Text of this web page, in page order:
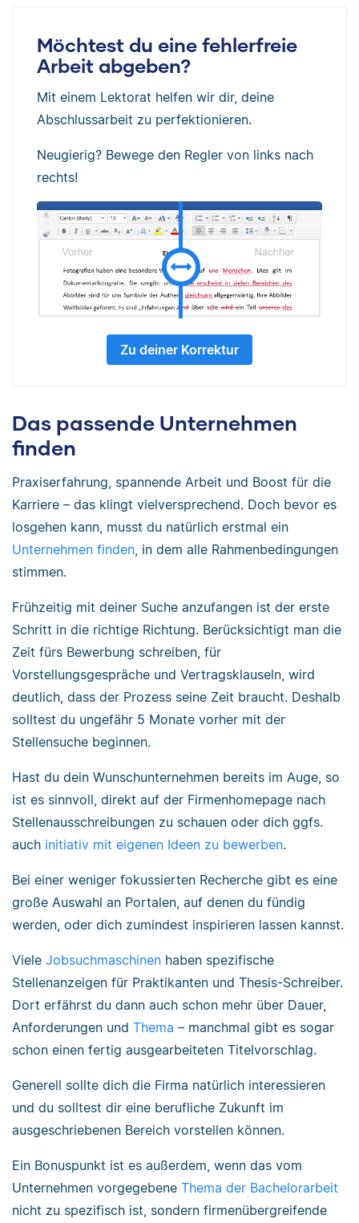
Möchtest du eine fehlerfreie
Arbeit abgeben?
Mit einem Lektorat helfen wir dir, deine
Abschlussarbeit zu perfektionieren.
Neugierig? Bewege den Regler von links nach
rechts!
Zu deiner Korrektur
Das passende Unternehmen
finden
Praxiserfahrung, spannende Arbeit und Boost für die
Karriere – das klingt vielversprechend. Doch bevor es
losgehen kann, musst du natürlich erstmal ein
Unternehmen finden , in dem alle Rahmenbedingungen
stimmen.
Frühzeitig mit deiner Suche anzufangen ist der erste
Schritt in die richtige Richtung. Berücksichtigt man die
Zeit fürs Bewerbung schreiben, für
Vorstellungsgespräche und Vertragsklauseln, wird
deutlich, dass der Prozess seine Zeit braucht. Deshalb
solltest du ungefähr 5 Monate vorher mit der
Stellensuche beginnen.
Hast du dein Wunschunternehmen bereits im Auge, so
ist es sinnvoll, direkt auf der Firmenhomepage nach
Stellenausschreibungen zu schauen oder dich ggfs.
auch initiativ mit eigenen Ideen zu bewerben.
Bei einer weniger fokussierten Recherche gibt es eine
große Auswahl an Portalen, auf denen du fündig
werden, oder dich zumindest inspirieren lassen kannst.
Viele Jobsuchmaschinen haben spezifische
Stellenanzeigen für Praktikanten und Thesis-Schreiber.
Dort erfährst du dann auch schon mehr über Dauer,
Anforderungen und Thema – manchmal gibt es sogar
schon einen fertig ausgearbeiteten Titelvorschlag.
Generell sollte dich die Firma natürlich interessieren
und du solltest dir eine berufliche Zukunft im
ausgeschriebenen Bereich vorstellen können.
Ein Bonuspunkt ist es außerdem, wenn das vom
Unternehmen vorgegebene Thema der Bachelorarbeit
nicht zu spezifisch ist, sondern firmenübergreifende